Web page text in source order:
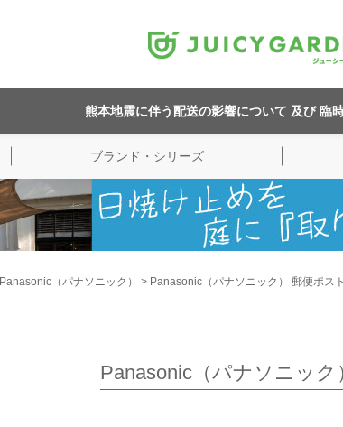
熊本地震に伴う配送の影響について 及び 臨
ブランド・シリーズ
Panasonic（パナソニック） Panasonic（パナソニック） 郵便ポスト
Panasonic（パナソニック